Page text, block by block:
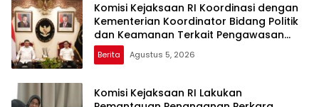
Komisi Kejaksaan RI Koordinasi dengan
Kementerian Koordinator Bidang Politik
dan Keamanan Terkait Pengawasan
Penanganan Perkara Dugaan Korupsi
dan TPPU Mantan Jampidsus, FA
Berita Agustus 5, 2026
Komisi Kejaksaan RI Lakukan